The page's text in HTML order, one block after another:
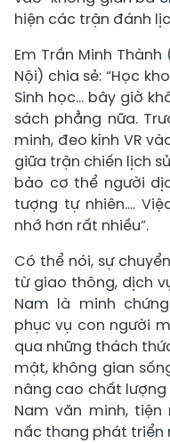
hiện các trận đánh
Em Trần Minh Thành
Nội) chia sẻ: “Học
Sinh học… bây giờ
sách phẳng nữa.
minh, đeo kính VR
giữa trận chiến lịch
bào cơ thể người
tượng tự nhiên....
nhớ hơn rất nhiều”.
Có thể nói, sự
từ giao thông, dịch
Nam là minh
phục vụ con người
qua những thách
mật, không gian
nâng cao chất
Nam văn minh,
nấc thang phát triển